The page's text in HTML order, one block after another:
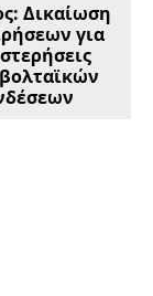
Δικαίωση
για